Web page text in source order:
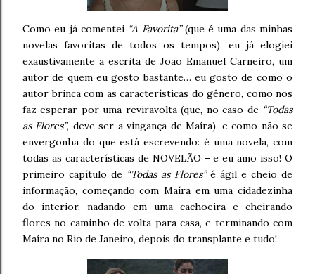
Como eu já comentei “A Favorita”(que é uma das minhas
novelas favoritas de todos os tempos), eu já elogiei
exaustivamente a escrita de João Emanuel Carneiro, um
autor de quem eu gosto bastante… eu gosto de como o
autor brinca com as características do gênero, como nos
faz esperar por uma reviravolta (que, no caso de “Todas
as Flores”, deve ser a vingança de Maíra), e como não se
envergonha do que está escrevendo: é uma novela, com
todas as características de NOVELÃO – e eu amo isso! O
primeiro capítulo de “Todas as Flores”é ágil e cheio de
informação, começando com Maíra em uma cidadezinha
do interior, nadando em uma cachoeira e cheirando
flores no caminho de volta para casa, e terminando com
Maíra no Rio de Janeiro, depois do transplante e tudo!